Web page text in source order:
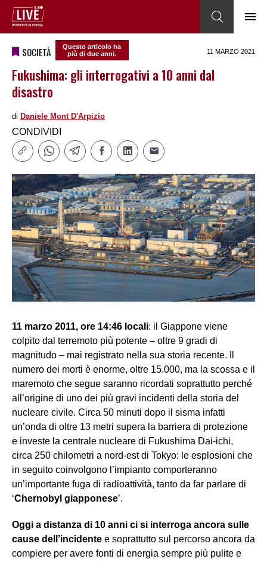
SOCIETÀ
Questo articolo ha
più di due anni.
11 MARZO 2021
Fukushima: gli interrogativi a 10 anni dal
disastro
di Daniele Mont D'Arpizio
CONDIVIDI
11 marzo 2011, ore 14:46 locali: il Giappone viene
colpito dal terremoto più potente – oltre 9 gradi di
magnitudo – mai registrato nella sua storia recente. Il
numero dei morti è enorme, oltre 15.000, ma la scossa e il
maremoto che segue saranno ricordati soprattutto perché
all’origine di uno dei più gravi incidenti della storia del
nucleare civile. Circa 50 minuti dopo il sisma infatti
un’onda di oltre 13 metri supera la barriera di protezione
e investe la centrale nucleare di Fukushima Dai-ichi,
circa 250 chilometri a nord-est di Tokyo: le esplosioni che
in seguito coinvolgono l’impianto comporteranno
un’importante fuga di radioattività, tanto da far parlare di
‘Chernobyl giapponese’.
Oggi a distanza di 10 anni ci si interroga ancora sulle
cause dell’incidente e soprattutto sul percorso ancora da
compiere per avere fonti di energia sempre più pulite e